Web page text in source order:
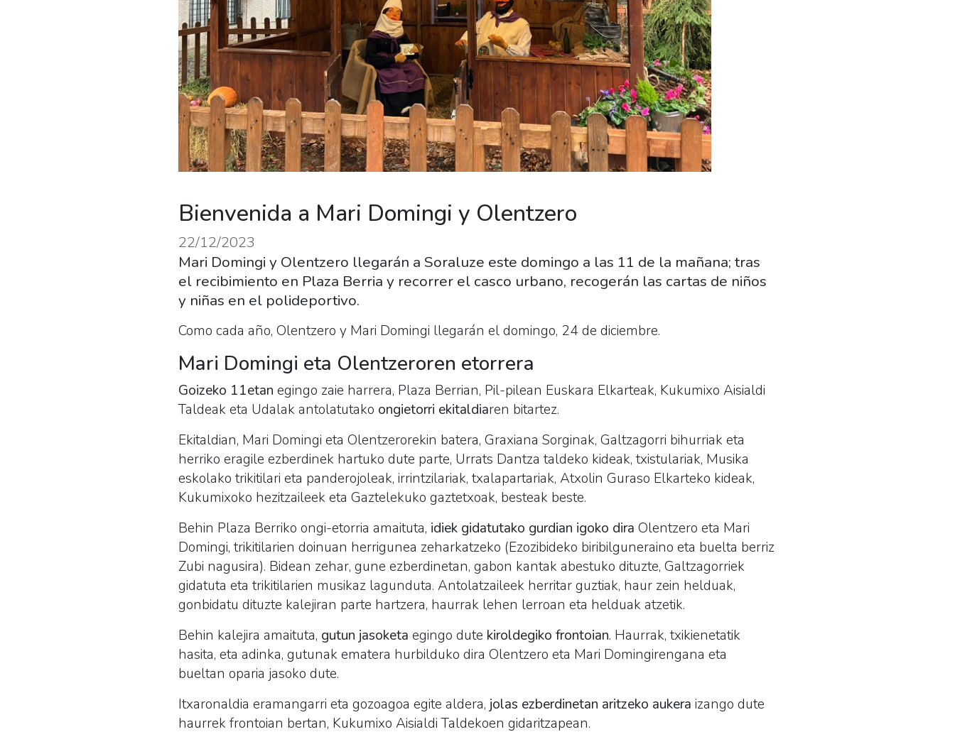
Bienvenida a Mari Domingi y Olentzero
22/12/2023
Mari Domingi y Olentzero llegarán a Soraluze este domingo a las 11 de la mañana; tras
el recibimiento en Plaza Berria y recorrer el casco urbano, recogerán las cartas de niños
y niñas en el polideportivo.
Como cada año, Olentzero y Mari Domingi llegarán el domingo, 24 de diciembre.
Mari Domingi eta Olentzeroren etorrera
Goizeko 11etan egingo zaie harrera, Plaza Berrian, Pil-pilean Euskara Elkarteak, Kukumixo Aisialdi
Taldeak eta Udalak antolatutako ongietorri ekitaldiaren bitartez.
Ekitaldian, Mari Domingi eta Olentzerorekin batera, Graxiana Sorginak, Galtzagorri bihurriak eta
herriko eragile ezberdinek hartuko dute parte, Urrats Dantza taldeko kideak, txistulariak, Musika
eskolako trikitilari eta panderojoleak, irrintzilariak, txalapartariak, Atxolin Guraso Elkarteko kideak,
Kukumixoko hezitzaileek eta Gaztelekuko gaztetxoak, besteak beste.
Behin Plaza Berriko ongi-etorria amaituta, idiek gidatutako gurdian igoko dira Olentzero eta Mari
Domingi, trikitilarien doinuan herrigunea zeharkatzeko (Ezozibideko biribilguneraino eta buelta berriz
Zubi nagusira). Bidean zehar, gune ezberdinetan, gabon kantak abestuko dituzte, Galtzagorriek
gidatuta eta trikitilarien musikaz lagunduta. Antolatzaileek herritar guztiak, haur zein helduak,
gonbidatu dituzte kalejiran parte hartzera, haurrak lehen lerroan eta helduak atzetik.
Behin kalejira amaituta, gutun jasoketa egingo dute kiroldegiko frontoian. Haurrak, txikienetatik
hasita, eta adinka, gutunak ematera hurbilduko dira Olentzero eta Mari Domingirengana eta
bueltan oparia jasoko dute.
Itxaronaldia eramangarri eta gozoagoa egite aldera, jolas ezberdinetan aritzeko aukera izango dute
haurrek frontoian bertan, Kukumixo Aisialdi Taldekoen gidaritzapean.